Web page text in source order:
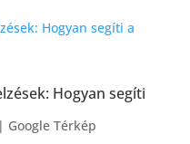
Hogyan segíti
| Google Térkép